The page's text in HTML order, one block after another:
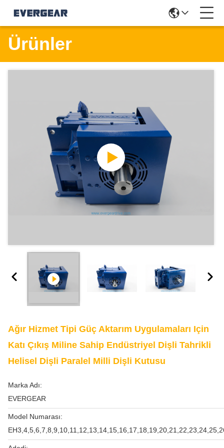
Ürünler
Ağır Hizmet Tipi Güç Aktarım Uygulamaları Için
Katı Çıkış Miline Sahip Endüstriyel Dişli Tahrikli
Helisel Dişli Paralel Milli Dişli Kutusu
Marka Adı:
EVERGEAR
Model Numarası: